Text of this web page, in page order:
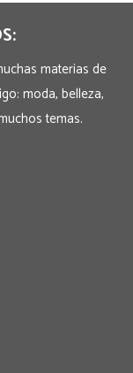
materias de
moda, belleza,
temas.